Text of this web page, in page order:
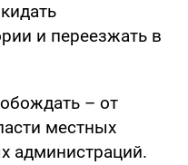
и переезжать в
– от
местных
администраций.